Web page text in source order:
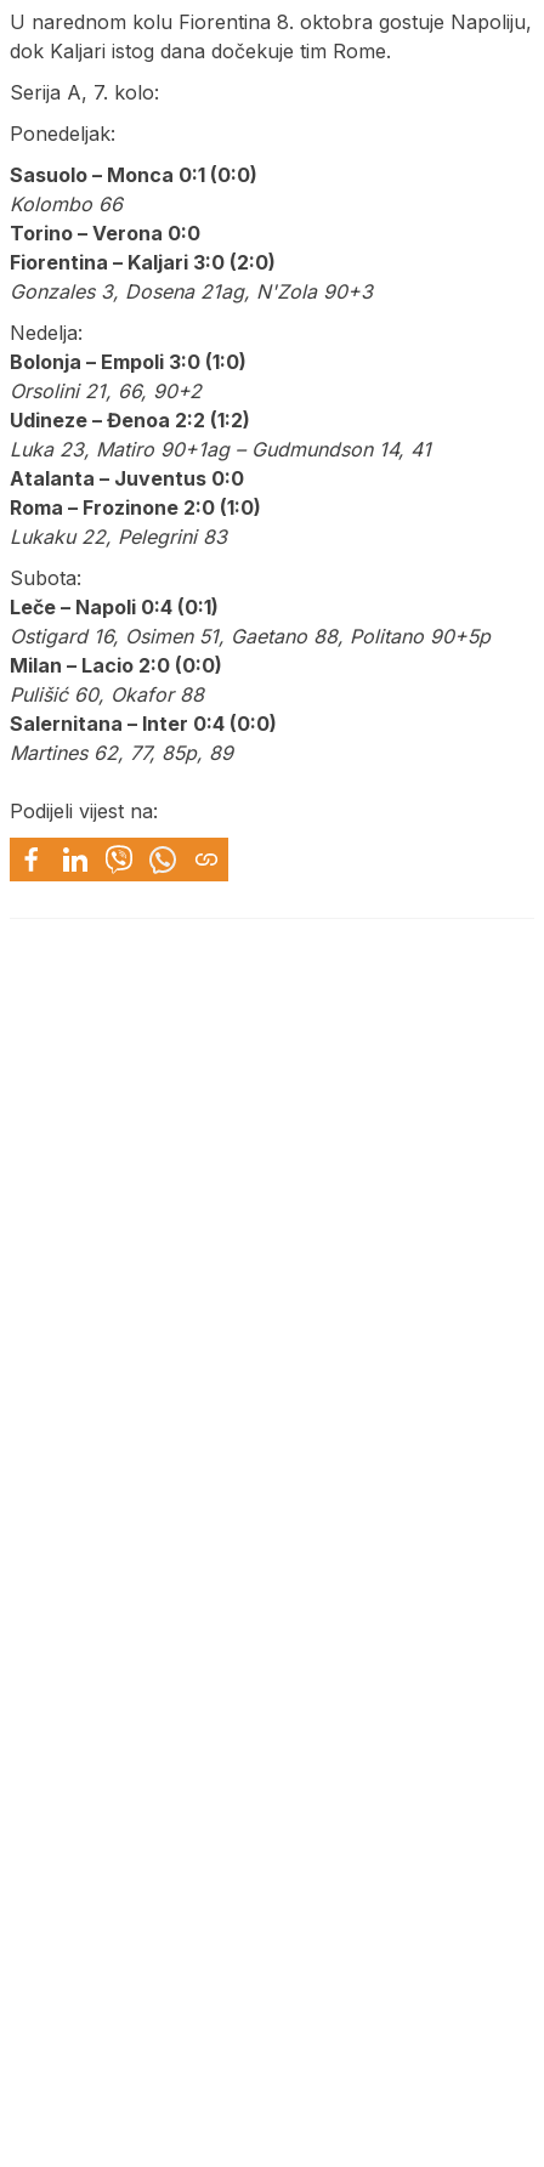
U narednom kolu Fiorentina 8. oktobra gostuje Napoliju,
dok Kaljari istog dana dočekuje tim Rome.
Serija A, 7. kolo:
Ponedeljak:
Sasuolo – Monca 0:1 (0:0)
Kolombo 66
Torino – Verona 0:0
Fiorentina – Kaljari 3:0 (2:0)
Gonzales 3, Dosena 21ag, N'Zola 90+3
Nedelja:
Bolonja – Empoli 3:0 (1:0)
Orsolini 21, 66, 90+2
Udineze – Đenoa 2:2 (1:2)
Luka 23, Matiro 90+1ag – Gudmundson 14, 41
Atalanta – Juventus 0:0
Roma – Frozinone 2:0 (1:0)
Lukaku 22, Pelegrini 83
Subota:
Leče – Napoli 0:4 (0:1)
Ostigard 16, Osimen 51, Gaetano 88, Politano 90+5p
Milan – Lacio 2:0 (0:0)
Pulišić 60, Okafor 88
Salernitana – Inter 0:4 (0:0)
Martines 62, 77, 85p, 89
Podijeli vijest na: